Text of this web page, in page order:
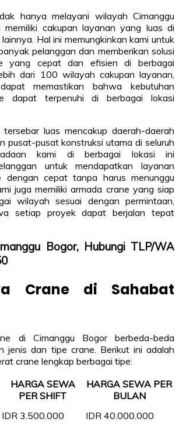
hanya melayani wilayah Cimanggu
memiliki cakupan layanan yang luas di
Hal ini memungkinkan kami untuk
pelanggan dan memberikan solusi
yang cepat dan efisien di berbagai
dari 100 wilayah cakupan layanan,
memastikan bahwa kebutuhan
dapat terpenuhi di berbagai lokasi
luas mencakup daerah-daerah
pusat-pusat konstruksi utama di seluruh
kami di berbagai lokasi ini
untuk mendapatkan layanan
dengan cepat tanpa harus menunggu
juga memiliki armada crane yang siap
wilayah sesuai dengan permintaan,
setiap proyek dapat berjalan tepat
Bogor, Hubungi TLP/WA
Crane di Sahabat
di Cimanggu Bogor berbeda-beda
jenis dan tipe crane. Berikut ini adalah
crane lengkap berbagai tipe:
HARGA SEWA
PER SHIFT
HARGA SEWA PER
BULAN
IDR 3.500.000
IDR 40.000.000